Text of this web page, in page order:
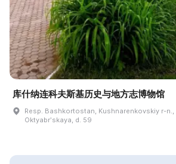
库什纳连科夫斯基历史与地方志博物馆
Resp. Bashkortostan, Kushnarenkovskiy r-n.,
Oktyabrʹskaya, d. 59